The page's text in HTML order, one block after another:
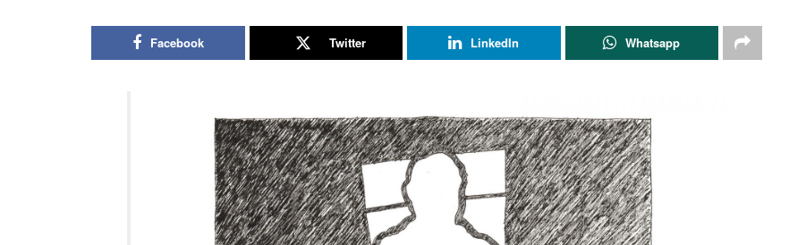
Facebook Twitter LinkedIn Whatsapp